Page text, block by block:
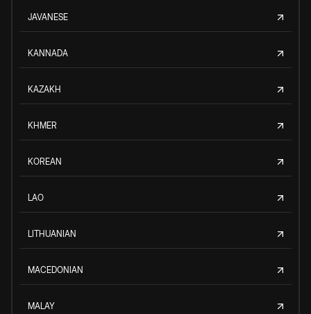
JAVANESE
KANNADA
KAZAKH
KHMER
KOREAN
LAO
LITHUANIAN
MACEDONIAN
MALAY